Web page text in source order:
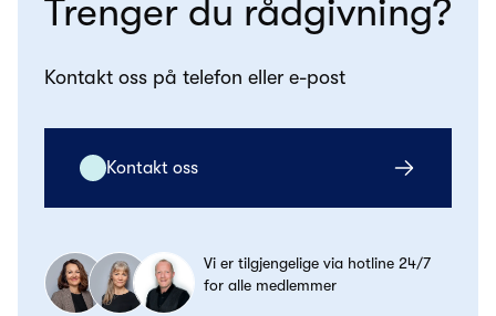
Trenger du rådgivning?
Kontakt oss på telefon eller e-post
Kontakt oss
Vi er tilgjengelige via hotline 24/7
for alle medlemmer